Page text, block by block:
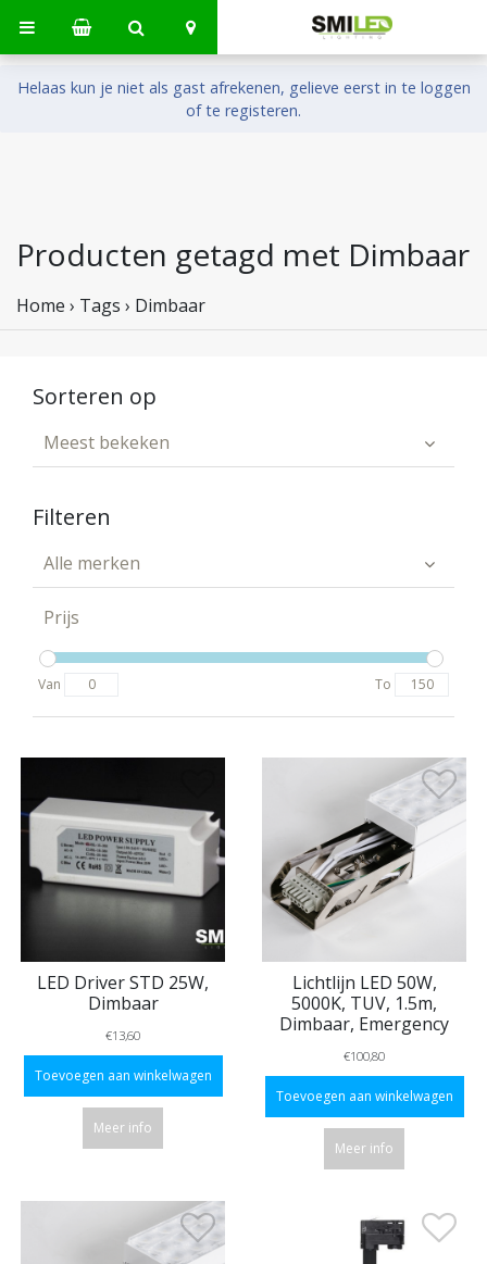
Helaas kun je niet als gast afrekenen, gelieve eerst in te loggen
of te registeren.
Producten getagd met Dimbaar
Home › Tags › Dimbaar
Sorteren op
Meest bekeken
Filteren
Alle merken
Prijs
Van To
LED Driver STD 25W,
Dimbaar
€13,60
Toevoegen aan winkelwagen
Meer info
Lichtlijn LED 50W,
5000K, TUV, 1.5m,
Dimbaar, Emergency
€100,80
Toevoegen aan winkelwagen
Meer info